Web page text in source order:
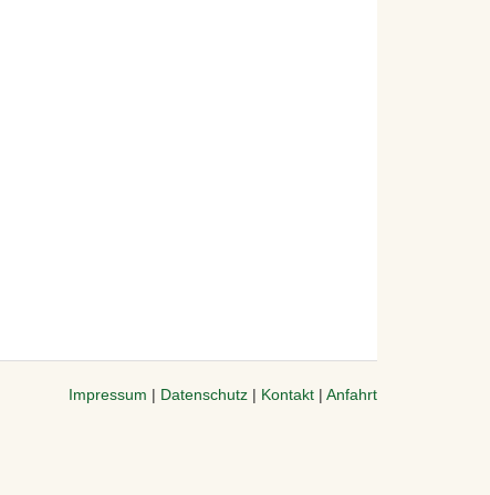
Impressum | Datenschutz | Kontakt | Anfahrt